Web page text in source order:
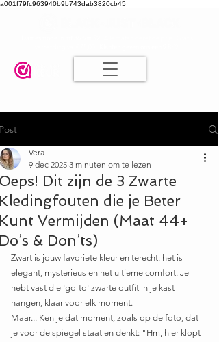
a001f79fc963940b9b743dab3820cb45
Dit zijn de 3 Zwarte
die je Beter
Vermijden (Maat 44+
& Don’ts)
Vera
9 dec 2025 3 minuten om te lezen
Zwart is jouw favoriete kleur en terecht: het is
elegant, mysterieus en het ultieme comfort. Je
hebt vast die 'go-to' zwarte outfit in je kast
hangen, klaar voor elk moment.
Maar... Ken je dat moment, zoals op de foto, dat
je voor de spiegel staat en denkt: "Hm, hier klopt